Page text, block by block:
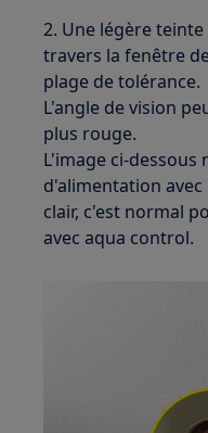
2. Une légère
travers la fenêtre
plage de tolérance.
L'angle de vision
plus rouge.
L'image ci-
d'alimentation
clair, c'est normal
avec aqua control.